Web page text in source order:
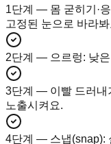
1단계 — 몸 굳히기·응
고정된 눈으로 바라봐
2단계 — 으르렁: 낮
3단계 — 이빨 드러내
노출시켜요.
4단계 — 스냅(snap):